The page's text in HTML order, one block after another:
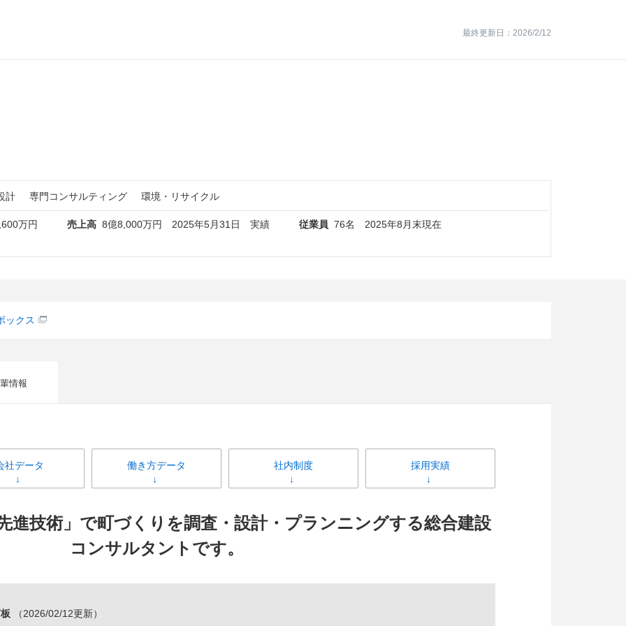
最終更新日：2026/2/12
計 専門コンサルティング 環境・リサイクル
万円 売上高 8億8,000万円 2025年5月31日 実績 従業員 76名 2025年8月末現在
ックス
情報
社データ 働き方データ 社内制度 採用実績
進技術」で町づくりを調査・設計・プランニングする総合建設
コンサルタントです。
（2026/02/12更新）